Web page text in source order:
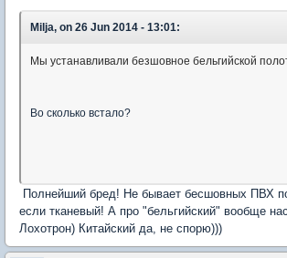
Milja, on 26 Jun 2014 - 13:01:
Мы устанавливали безшовное бельгийской
Во сколько встало?
Полнейший бред! Не бывает бесшовных ПВХ
если тканевый! А про "бельгийский" вообще
Лохотрон) Китайский да, не спорю)))